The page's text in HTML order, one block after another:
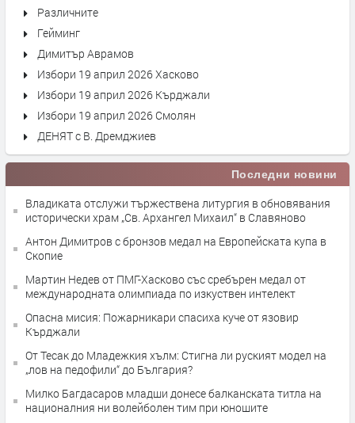
Различните
Гейминг
Димитър Аврамов
Избори 19 април 2026 Хасково
Избори 19 април 2026 Кърджали
Избори 19 април 2026 Смолян
ДЕНЯТ с В. Дремджиев
Последни новини
Владиката отслужи тържествена литургия в обновявания
исторически храм „Св. Архангел Михаил“ в Славяново
Антон Димитров с бронзов медал на Европейската купа в
Скопие
Мартин Недев от ПМГ-Хасково със сребърен медал от
международната олимпиада по изкуствен интелект
Опасна мисия: Пожарникари спасиха куче от язовир
Кърджали
От Тесак до Младежкия хълм: Стигна ли руският модел на
„лов на педофили“ до България?
Милко Багдасаров младши донесе балканската титла на
националния ни волейболен тим при юношите